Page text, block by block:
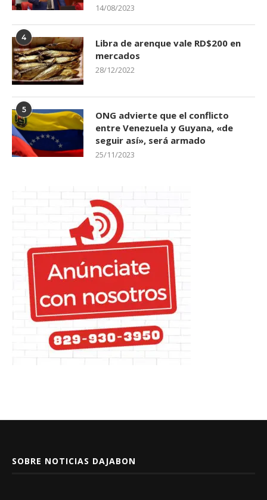
14/08/2023
4
Libra de arenque vale RD$200 en
mercados
28/12/2022
5
ONG advierte que el conflicto
entre Venezuela y Guyana, «de
seguir así», será armado
25/11/2023
SOBRE NOTICIAS DAJABON